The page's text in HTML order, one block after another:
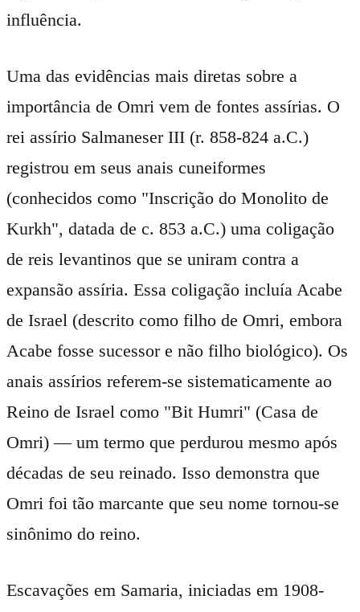
influência.
Uma das evidências mais diretas sobre a
importância de Omri vem de fontes assírias. O
rei assírio Salmaneser III (r. 858-824 a.C.)
registrou em seus anais cuneiformes
(conhecidos como "Inscrição do Monolito de
Kurkh", datada de c. 853 a.C.) uma coligação
de reis levantinos que se uniram contra a
expansão assíria. Essa coligação incluía Acabe
de Israel (descrito como filho de Omri, embora
Acabe fosse sucessor e não filho biológico). Os
anais assírios referem-se sistematicamente ao
Reino de Israel como "Bit Humri" (Casa de
Omri) — um termo que perdurou mesmo após
décadas de seu reinado. Isso demonstra que
Omri foi tão marcante que seu nome tornou-se
sinônimo do reino.
Escavações em Samaria, iniciadas em 1908-